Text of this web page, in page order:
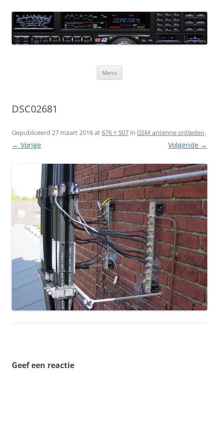
naar
de
inhoud CQ3meter
Website door en voor radio-amateurs
Menu
DSC02681
Gepubliceerd 27 maart 2016at676 × 507 in GSM antenne ontleden.
← Vorige Volgende →
Geef een reactie